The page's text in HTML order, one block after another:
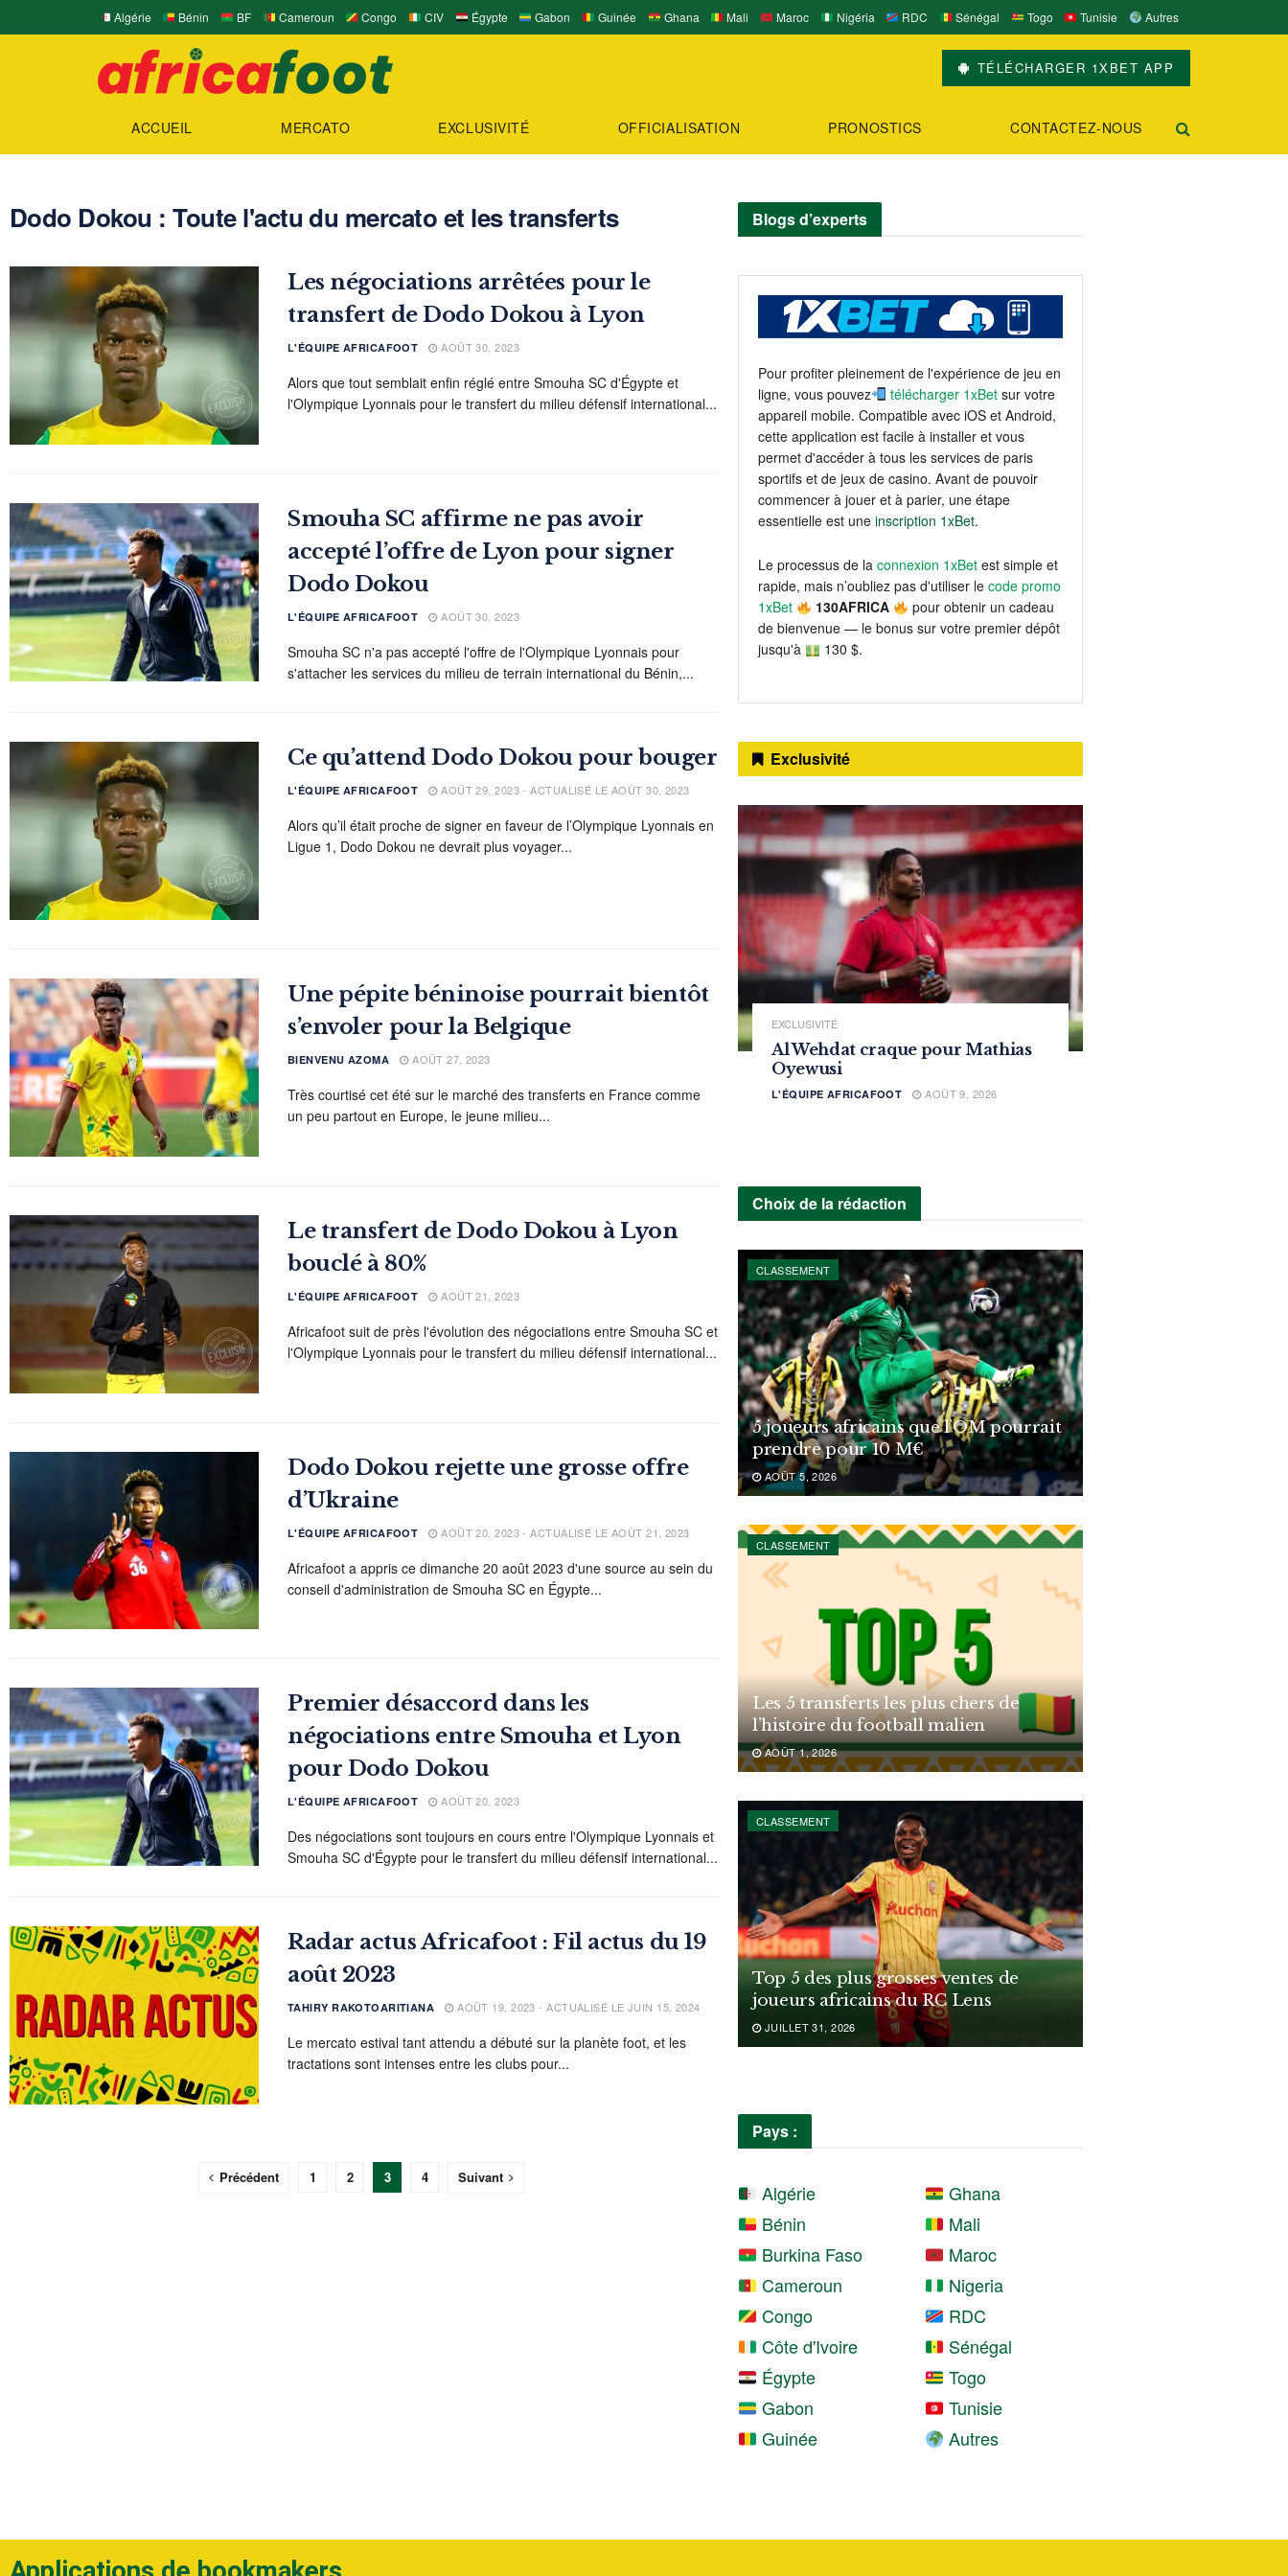
Algérie Bénin BF Cameroun Congo CIV Égypte Gabon Guinée Ghana Mali Maroc Nigéria RDC Sénégal Togo Tunisie Autres
TÉLÉCHARGER 1XBET APP
ACCUEIL MERCATO EXCLUSIVITÉ OFFICIALISATION PRONOSTICS CONTACTEZ-NOUS
Dodo Dokou : Toute l'actu du mercato et les transferts
Les négociations arrêtées pour le
transfert de Dodo Dokou à Lyon
L'ÉQUIPE AFRICAFOOT AOÛT 30, 2023
Alors que tout semblait enfin réglé entre Smouha SC d'Égypte et
l'Olympique Lyonnais pour le transfert du milieu défensif international...
Smouha SC affirme ne pas avoir
accepté l’offre de Lyon pour signer
Dodo Dokou
L'ÉQUIPE AFRICAFOOT AOÛT 30, 2023
Smouha SC n'a pas accepté l'offre de l'Olympique Lyonnais pour
s'attacher les services du milieu de terrain international du Bénin,...
Ce qu’attend Dodo Dokou pour bouger
L'ÉQUIPE AFRICAFOOT AOÛT 29, 2023 - ACTUALISÉ LE AOÛT 30, 2023
Alors qu’il était proche de signer en faveur de l’Olympique Lyonnais en
Ligue 1, Dodo Dokou ne devrait plus voyager...
Une pépite béninoise pourrait bientôt
s’envoler pour la Belgique
BIENVENU AZOMA AOÛT 27, 2023
Très courtisé cet été sur le marché des transferts en France comme
un peu partout en Europe, le jeune milieu...
Le transfert de Dodo Dokou à Lyon
bouclé à 80%
L'ÉQUIPE AFRICAFOOT AOÛT 21, 2023
Africafoot suit de près l'évolution des négociations entre Smouha SC et
l'Olympique Lyonnais pour le transfert du milieu défensif international...
Dodo Dokou rejette une grosse offre
d’Ukraine
L'ÉQUIPE AFRICAFOOT AOÛT 20, 2023 - ACTUALISÉ LE AOÛT 21, 2023
Africafoot a appris ce dimanche 20 août 2023 d'une source au sein du
conseil d'administration de Smouha SC en Égypte...
Premier désaccord dans les
négociations entre Smouha et Lyon
pour Dodo Dokou
L'ÉQUIPE AFRICAFOOT AOÛT 20, 2023
Des négociations sont toujours en cours entre l'Olympique Lyonnais et
Smouha SC d'Égypte pour le transfert du milieu défensif international...
Radar actus Africafoot : Fil actus du 19
août 2023
TAHIRY RAKOTOARITIANA AOÛT 19, 2023 - ACTUALISÉ LE JUIN 15, 2024
Le mercato estival tant attendu a débuté sur la planète foot, et les
tractations sont intenses entre les clubs pour...
Précédent 1 2 3 4 Suivant
Blogs d’experts
Pour profiter pleinement de l'expérience de jeu en
ligne, vous pouvez
télécharger 1xBet sur votre
appareil mobile. Compatible avec iOS et Android,
cette application est facile à installer et vous
permet d'accéder à tous les services de paris
sportifs et de jeux de casino. Avant de pouvoir
commencer à jouer et à parier, une étape
essentielle est une inscription 1xBet.
Le processus de la connexion 1xBetest simple et
rapide, mais n’oubliez pas d'utiliser le code promo
1xBet
130AFRICA
pour obtenir un cadeau
de bienvenue — le bonus sur votre premier dépôt
jusqu'à
130 $.
Exclusivité
EXCLUSIVITÉ
Al Wehdat craque pour Mathias
Oyewusi
L'ÉQUIPE AFRICAFOOT AOÛT 9, 2026
Choix de la rédaction
CLASSEMENT
5 joueurs africains que l’OM pourrait
prendre pour 10 M€
AOÛT 5, 2026
CLASSEMENT
Les 5 transferts les plus chers de
l’histoire du football malien
AOÛT 1, 2026
CLASSEMENT
Top 5 des plus grosses ventes de
joueurs africains du RC Lens
JUILLET 31, 2026
Pays :
Algérie
Bénin
Burkina Faso
Cameroun
Congo
Côte d'Ivoire
Égypte
Gabon
Guinée
Ghana
Mali
Maroc
Nigeria
RDC
Sénégal
Togo
Tunisie
Autres